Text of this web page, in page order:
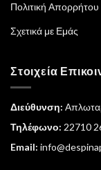
Πολιτική Απορρήτου
Σχετικά με Εμάς
Στοιχεία
Διεύθυνση:
Τηλέφωνο: 22710
Email: